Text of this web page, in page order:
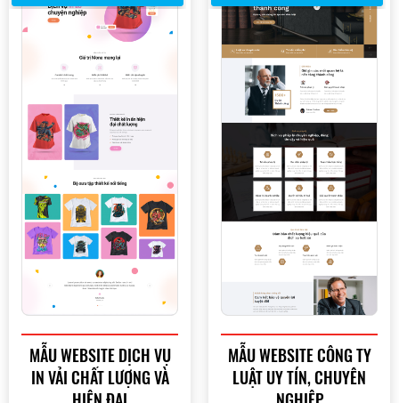
MẪU WEBSITE DỊCH VỤ
IN VẢI CHẤT LƯỢNG VÀ
MẪU WEBSITE CÔNG TY
LUẬT UY TÍN, CHUYÊN
Quý khách vui lòng đăng nhập vào hệ thống quản lý
dự án để theo dõi tiến độ.